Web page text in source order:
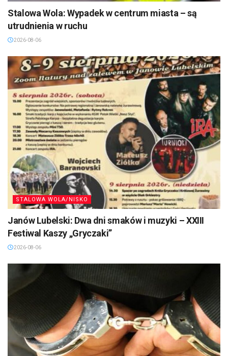
Stalowa Wola: Wypadek w centrum miasta – są
utrudnienia w ruchu
2026-08-06
STALOWA WOLA/NISKO
Janów Lubelski: Dwa dni smaków i muzyki – XXIII
Festiwal Kaszy „Gryczaki”
2026-08-06